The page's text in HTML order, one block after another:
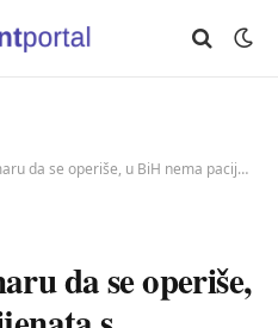
u BiH nema pacijenata s njegovom kombinacijom oboljenja
da se operiše,